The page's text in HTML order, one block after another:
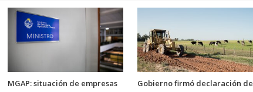
MGAP: situación de empresas
Gobierno firmó declaración de